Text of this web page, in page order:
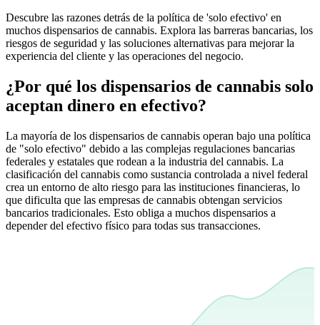
Descubre las razones detrás de la política de 'solo efectivo' en
muchos dispensarios de cannabis. Explora las barreras bancarias, los
riesgos de seguridad y las soluciones alternativas para mejorar la
experiencia del cliente y las operaciones del negocio.
¿Por qué los dispensarios de cannabis solo
aceptan dinero en efectivo?
La mayoría de los dispensarios de cannabis operan bajo una política
de "solo efectivo" debido a las complejas regulaciones bancarias
federales y estatales que rodean a la industria del cannabis. La
clasificación del cannabis como sustancia controlada a nivel federal
crea un entorno de alto riesgo para las instituciones financieras, lo
que dificulta que las empresas de cannabis obtengan servicios
bancarios tradicionales. Esto obliga a muchos dispensarios a
depender del efectivo físico para todas sus transacciones.